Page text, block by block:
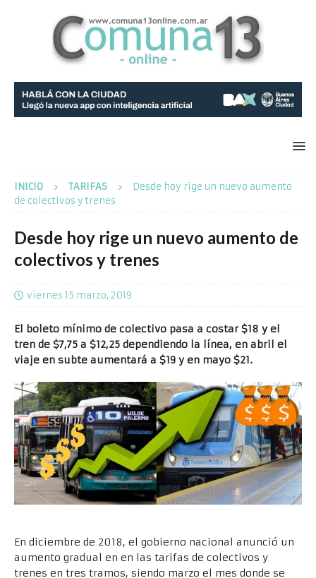
INICIO TARIFAS
Desde hoy rige un nuevo aumento
de colectivos y trenes
Desde hoy rige un nuevo aumento de
colectivos y trenes
viernes 15 marzo, 2019
El boleto mínimo de colectivo pasa a costar $18 y el
tren de $7,75 a $12,25 dependiendo la línea, en abril el
viaje en subte aumentará a $19 y en mayo $21.
En diciembre de 2018, el gobierno nacional anunció un
aumento gradual en en las tarifas de colectivos y
trenes en tres tramos, siendo marzo el mes donde se